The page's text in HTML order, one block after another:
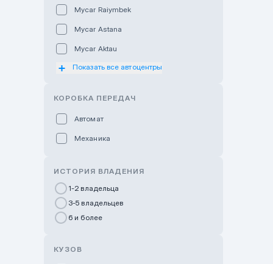
Mycar Raiymbek
Mycar Astana
Mycar Aktau
Mycar Uralsk
GWM Nurly Zhol
Chery Astana
Показать все автоцентры
КОРОБКА ПЕРЕДАЧ
Автомат
Механика
ИСТОРИЯ ВЛАДЕНИЯ
1-2 владельца
3-5 владельцев
6 и более
КУЗОВ